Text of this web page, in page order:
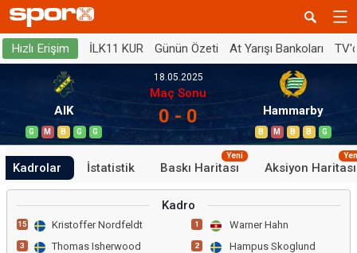
Hızlı Erişim İLK11 KUR Günün Özeti At Yarışı Bankoları
AIK
G M B G G
18.05.2025
Maç Sonu
0 - 0 Hammarby
B M B B G
Kadrolar İstatistik Baskı Haritası
Yeni
Aksiyon Haritası
Kadro
15 Kristoffer Nordfeldt
3 Thomas Isherwood
1 Warner Hahn
2 Hampus Skoglund